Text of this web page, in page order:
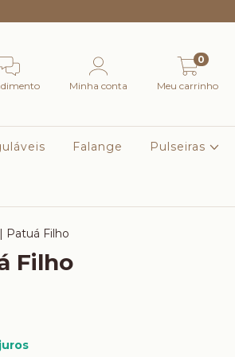
Minha conta Meu carrinho
0
Falange Pulseiras
Patuá Filho
Filho